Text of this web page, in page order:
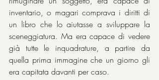
inventario, o magari comprava i diritti di
un libro che lo aiutasse a sviluppare la
sceneggiatura. Ma era capace di vedere
già tutte le inquadrature, a partire da
quella prima immagine che un giorno gli
era capitata davanti per caso.